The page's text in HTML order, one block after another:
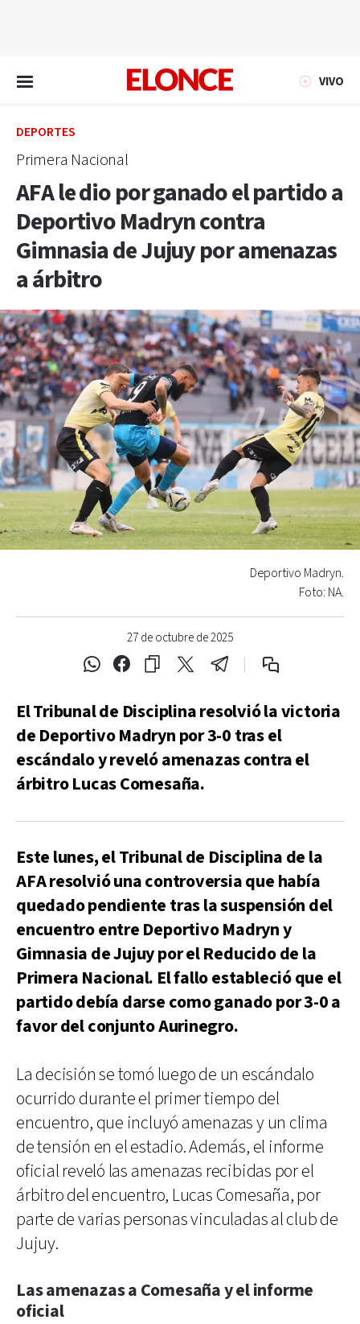
VIVO
DEPORTES
Primera Nacional
AFA le dio por ganado el partido a
Deportivo Madryn contra
Gimnasia de Jujuy por amenazas
a árbitro
27 de octubre de 2025
Deportivo Madryn.
Foto: NA.
El Tribunal de Disciplina resolvió la victoria
de Deportivo Madryn por 3-0 tras el
escándalo y reveló amenazas contra el
árbitro Lucas Comesaña.
Este lunes, el Tribunal de Disciplina de la
AFA resolvió una controversia que había
quedado pendiente tras la suspensión del
encuentro entre Deportivo Madryn y
Gimnasia de Jujuy por el Reducido de la
Primera Nacional. El fallo estableció que el
partido debía darse como ganado por 3-0 a
favor del conjunto Aurinegro.
La decisión se tomó luego de un escándalo
ocurrido durante el primer tiempo del
encuentro, que incluyó amenazas y un clima
de tensión en el estadio. Además, el informe
oficial reveló las amenazas recibidas por el
árbitro del encuentro, Lucas Comesaña, por
parte de varias personas vinculadas al club de
Jujuy.
Las amenazas a Comesaña y el informe
oficial